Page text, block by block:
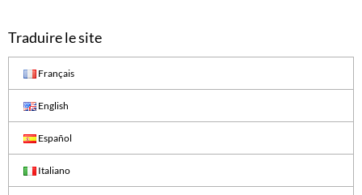
Traduire le site
Français
English
Español
Italiano